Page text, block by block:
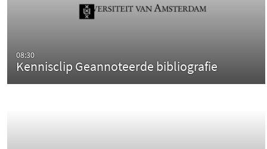
08:30
Kennisclip Geannoteerde bibliografie